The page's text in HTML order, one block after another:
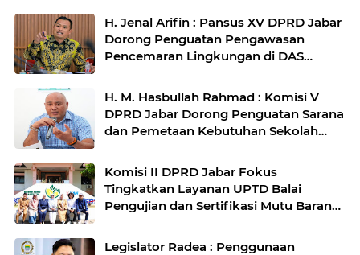
H. Jenal Arifin : Pansus XV DPRD Jabar
Dorong Penguatan Pengawasan
Pencemaran Lingkungan di DAS
H. M. Hasbullah Rahmad : Komisi V
DPRD Jabar Dorong Penguatan Sarana
dan Pemetaan Kebutuhan Sekolah
Komisi II DPRD Jabar Fokus
Tingkatkan Layanan UPTD Balai
Pengujian dan Sertifikasi Mutu Barang
Legislator Radea : Penggunaan